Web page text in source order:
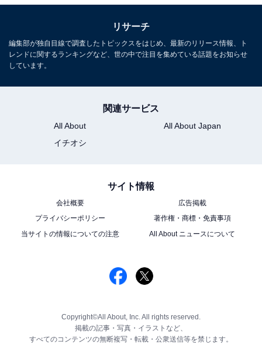
リサーチ
編集部が独自目線で調査したトピックスをはじめ、最新のリリース情報、ト
レンドに関するランキングなど、世の中で注目を集めている話題をお知らせ
しています。
関連サービス
All About
All About Japan
イチオシ
サイト情報
会社概要
広告掲載
プライバシーポリシー
著作権・商標・免責事項
当サイトの情報についての注意
All About ニュースについて
Copyright©All About, Inc. All rights reserved.
掲載の記事・写真・イラストなど、
すべてのコンテンツの無断複写・転載・公衆送信等を禁じます。